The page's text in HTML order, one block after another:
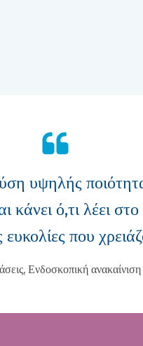
υψηλής
κάνει ό,τι λέει στο
ευκολίες που
Ενδοσκοπική ανακαίνιση